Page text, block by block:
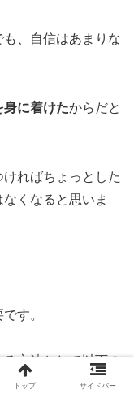
、自信はあまりな
に着けたからだと
ればちょっとした
くなると思いま
す。
方法として以下の
トップ サイドバー